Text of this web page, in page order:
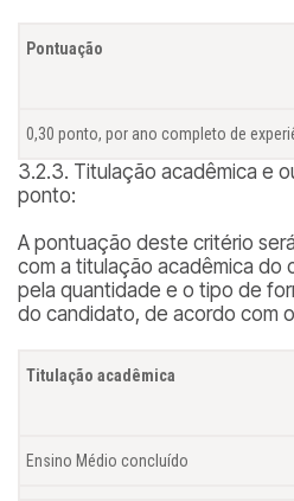
Pontuação
0,30 ponto, por ano completo de
3.2.3. Titulação acadêmica e
ponto:
A pontuação deste critério
com a titulação acadêmica do
pela quantidade e o tipo de
do candidato, de acordo com
Titulação acadêmica
Ensino Médio concluído